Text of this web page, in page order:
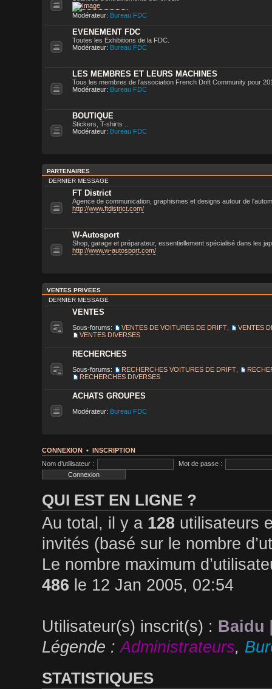
Modérateur: Bureau FDC
EVENEMENT FDC
Toutes les Exhibitions de la FDC.
Modérateur: Bureau FDC
LES MEMBRES ET LEURS MACHINES
Tous les membres de l'association French Drift Community pour
Modérateur: Bureau FDC
BOUTIQUE
Stickers, T-shirts ...
Modérateur: Bureau FDC
PARTENAIRES
DERNIER MESSAGE
FT District
Agence de communication, graphismes et designs autour de
http://www.ftdistrict.com/
W-Autosport
Shop, garage et préparateur, essentiellement spécialisé dans les
http://www.w-autosport.com/
VENTES PRIVEES
DERNIER MESSAGE
VENTES
Sous-forums: VENTES DE VOITURES DE DRIFT,
VENTES
VENTES DIVERSES
RECHERCHES
Sous-forums: RECHERCHES VOITURES DE DRIFT,
RECHERCHES DIVERSES
ACHATS GROUPES
Modérateur: Bureau FDC
CONNEXION• INSCRIPTION
Nom d’utilisateur :
Mot de passe :
QUI EST EN LIGNE ?
Au total, il y a 128utilisateurs
invités (basé sur le nombre
Le nombre maximum
486 le 12 Jan 2005, 02:54
Utilisateur(s) inscrit(s) : Baidu
Légende :Administrateurs,
STATISTIQUES